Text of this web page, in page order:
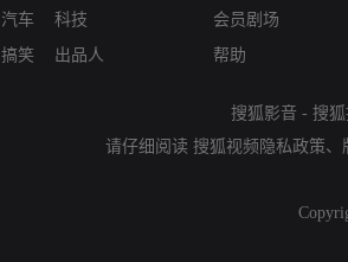
汽车
搞笑
科技
出品人
会员剧场
帮助
搜狐影音 - 搜
请仔细阅读 搜狐视频隐私政策、